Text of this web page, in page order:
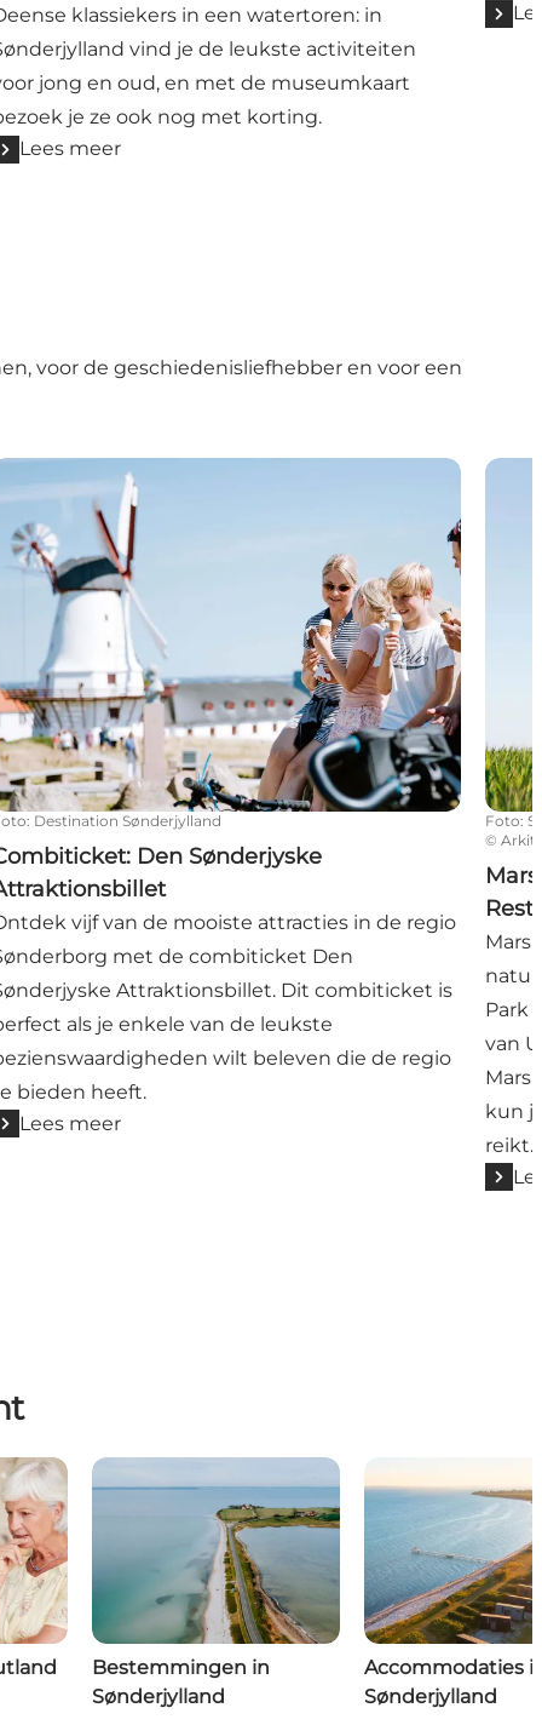
klassiekers in een watertoren: in
vind je de leukste activiteiten
jong en oud, en met de museumkaart
je ze ook nog met korting.
Lees meer
voor de geschiedenisliefhebber en voor een
Den Sønderjyske Attraktionsbillet
: Destination Sønderjylland
Den Sønderjyske
vijf van de mooiste attracties in de regio
met de combiticket Den
Attraktionsbillet. Dit combiticket is
als je enkele van de leukste
wilt beleven die de regio
bieden heeft.
Lees meer
Foto:
©
Park
van
kun
reikt.
Bestemmingen in
Sønderjylland
Accommodaties
Sønderjylland